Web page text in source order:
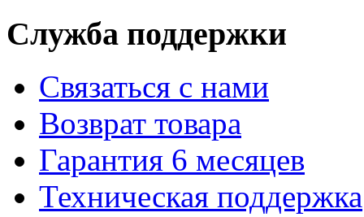
Служба поддержки
Связаться с нами
Возврат товара
Гарантия 6 месяцев
Техническая поддержка